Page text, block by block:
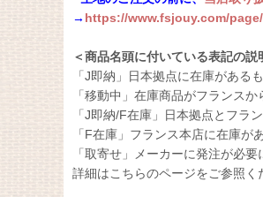
→ https://www.fsjouy.com/
＜商品名頭に付いている表記の説
「J即納」日本拠点に在庫がある
「移動中」在庫商品がフランス
「J即納/F在庫」日本拠点とフラ
「F在庫」フランス本店に在庫が
「取寄せ」メーカーに発注が必要
詳細はこちらのページをご参照